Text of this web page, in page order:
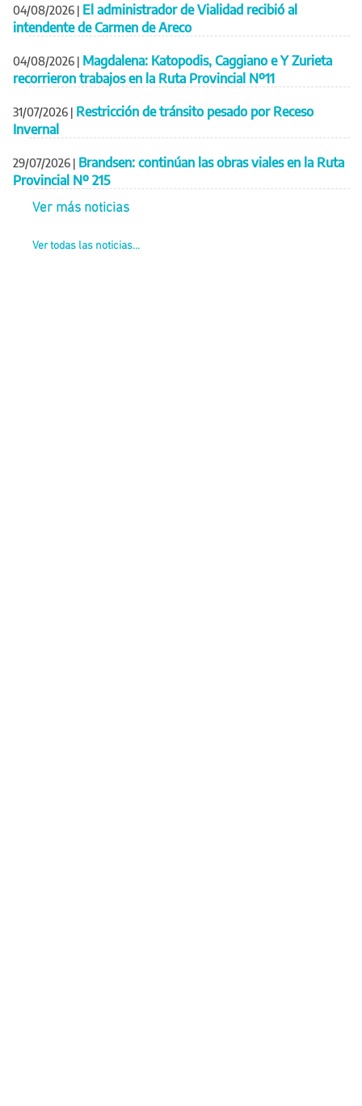
04/08/2026 | El administrador de Vialidad recibió al
intendente de Carmen de Areco
04/08/2026 | Magdalena: Katopodis, Caggiano e Y Zurieta
recorrieron trabajos en la Ruta Provincial Nº11
31/07/2026 | Restricción de tránsito pesado por Receso
Invernal
29/07/2026 | Brandsen: continúan las obras viales en la Ruta
Provincial Nº 215
Ver más noticias
Ver todas las noticias...